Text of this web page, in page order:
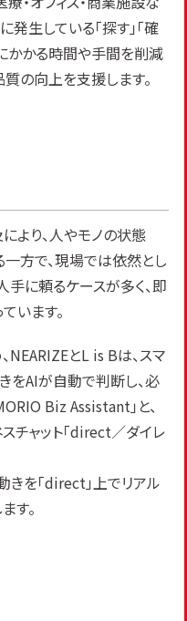
生している「探す」「確
かかる時間や手間を削減
の向上を支援します。
より、人やモノの状態
方で、現場では依然とし
手に頼るケースが多く、即
います。
とL is Bは、スマ
をAIが自動で判断し、必
Biz Assistant」と、
チャット「direct／ダイレ
きを「direct」上でリアル
す。